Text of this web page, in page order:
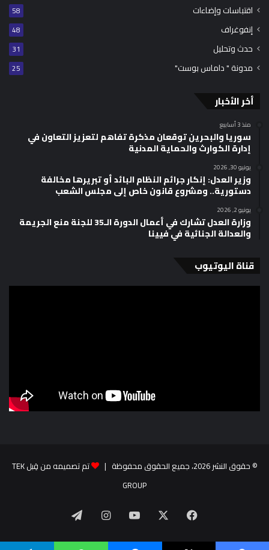
اقتباسات وإضاءات 58
إنفوغراف 48
حدث وتحليل 31
مدونة " داماس بوست" 25
أخر الأخبار
منذ 3 أسابيع
سوريا والبحرين توقعان مذكرة تفاهم لتعزيز التعاون في
إدارة الكوارث والحماية المدنية
يونيو 30, 2026
وزير العدل: إنكار جرائم النظام البائد أو تبريرها مخالفة
دستورية.. ومشروع قانون خاص إلى مجلس الشعب
يونيو 2, 2026
وزارة العدل تشارك في أعمال الدورة الـ35 للجنة منع الجريمة
والعدالة الجنائية في فيينا
قناة اليوتيوب
© حقوق النشر 2026، جميع الحقوق محفوظة |
تم تصميمه من قِبل TEK
GROUP
فيسبوك ‫YouTubeانستقرامتيلقرام